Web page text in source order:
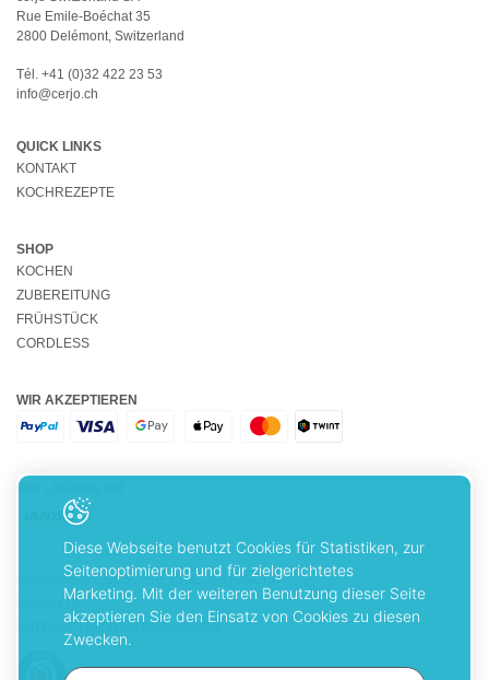
Rue Emile-Boéchat 35
2800 Delémont, Switzerland
Tél. +41 (0)32 422 23 53
info@cerjo.ch
QUICK LINKS
KONTAKT
KOCHREZEPTE
SHOP
KOCHEN
ZUBEREITUNG
FRÜHSTÜCK
CORDLESS
WIR AKZEPTIEREN
WIR LIEFERN MIT
ALLGEMEINE GESCHÄFTSBEDINGUNGEN
GARANTIE
DATENSCHUTZBESTIMMUNGEN
Diese Webseite benutzt Cookies für Statistiken, zur
Seitenoptimierung und für zielgerichtetes
Marketing. Mit der weiteren Benutzung dieser Seite
akzeptieren Sie den Einsatz von Cookies zu diesen
Zwecken.